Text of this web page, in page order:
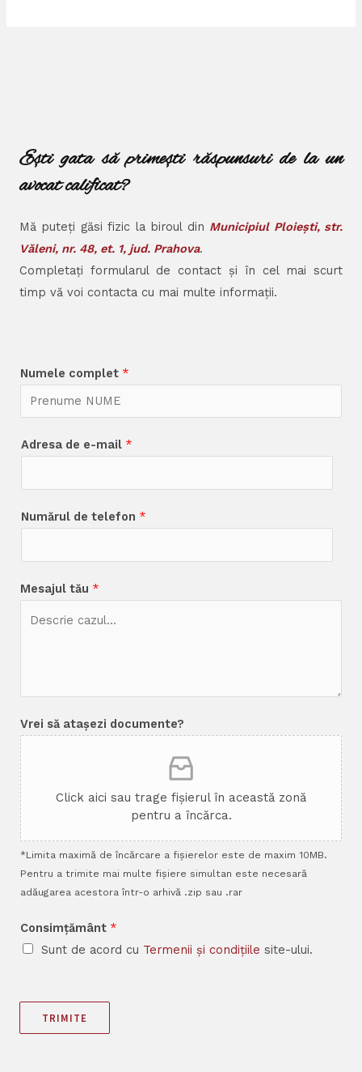
Ești gata să primești răspunsuri de la un
avocat calificat?
Mă puteți găsi fizic la biroul din Municipiul Ploiești, str.
Văleni, nr. 48, et. 1, jud. Prahova.
Completați formularul de contact și în cel mai scurt
timp vă voi contacta cu mai multe informații.
Numele complet *
Adresa de e-mail *
Numărul de telefon *
Mesajul tău *
Vrei să atașezi documente?
Click aici sau trage fișierul în această zonă
pentru a încărca.
*Limita maximă de încărcare a fișierelor este de maxim 10MB.
Pentru a trimite mai multe fișiere simultan este necesară
adăugarea acestora într-o arhivă .zip sau .rar
Consimțământ *
Sunt de acord cu Termenii și condițiile site-ului.
TRIMITE